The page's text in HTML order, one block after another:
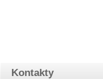
Kontakty